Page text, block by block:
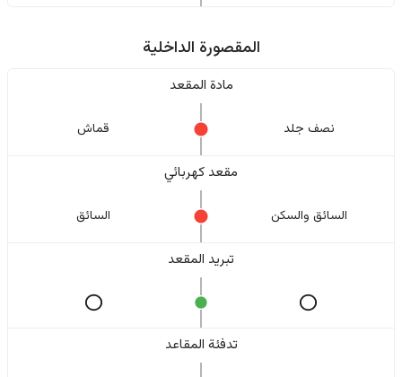
المقصورة الداخلية
مادة المقعد
نصف جلد قماش
مقعد كهربائي
السائق والسکن السائق
تبريد المقعد
تدفئة المقاعد